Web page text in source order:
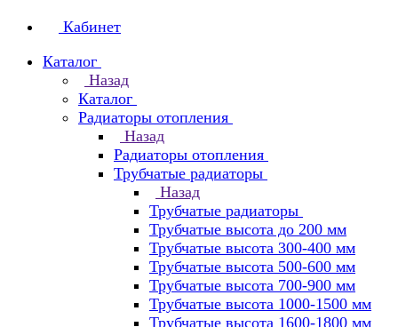
Кабинет
Каталог
Назад
Каталог
Радиаторы отопления
Назад
Радиаторы отопления
Трубчатые радиаторы
Назад
Трубчатые радиаторы
Трубчатые высота до 200 мм
Трубчатые высота 300-400 мм
Трубчатые высота 500-600 мм
Трубчатые высота 700-900 мм
Трубчатые высота 1000-1500 мм
Трубчатые высота 1600-1800 мм